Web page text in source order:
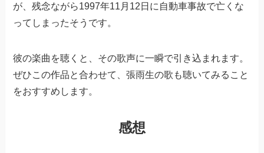
が、残念ながら1997年11月12日に自動車事故で亡くな
ってしまったそうです。
彼の楽曲を聴くと、その歌声に一瞬で引き込まれます。
ぜひこの作品と合わせて、張雨生の歌も聴いてみること
をおすすめします。
感想